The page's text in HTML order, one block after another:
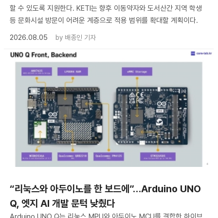
할 수 있도록 지원한다. KETI는 향후 이동약자와 도서산간 지역 학생
등 문화시설 방문이 어려운 계층으로 적용 범위를 확대할 계획이다.
2026.08.05
by 배종인 기자
“리눅스와 아두이노를 한 보드에”…Arduino UNO
Q, 엣지 AI 개발 문턱 낮췄다